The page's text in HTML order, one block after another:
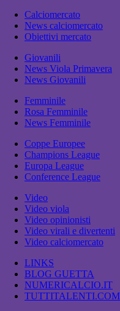
Calciomercato
News calciomercato
Obiettivi mercato
Giovanili
News Viola Primavera
News Giovanili
Femminile
Rosa Femminile
News Femminile
Coppe Europee
Champions League
Europa League
Conference League
Video
Video viola
Video opinionisti
Video virali e divertenti
Video calciomercato
LINKS
BLOG GUETTA
NUMERICALCIO.IT
TUTTITALENTI.COM